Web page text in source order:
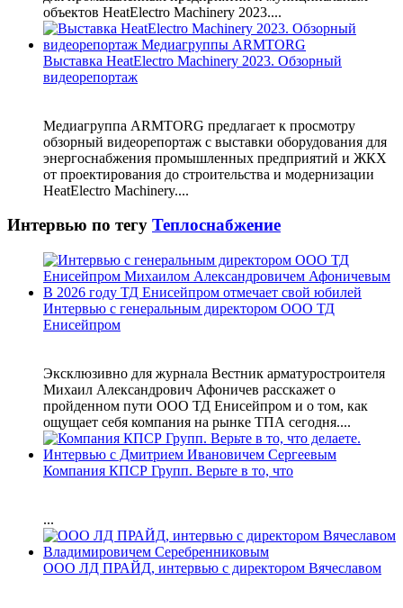
объектов HeatElectro Machinery 2023....
Выставка HeatElectro Machinery 2023. Обзорный
видеорепортаж
Медиагруппа ARMTORG предлагает к просмотру
обзорный видеорепортаж с выставки оборудования для
энергоснабжения промышленных предприятий и ЖКХ
от проектирования до строительства и модернизации
HeatElectro Machinery....
Интервью по тегу Теплоснабжение
Интервью с генеральным директором ООО ТД
Енисейпром
Эксклюзивно для журнала Вестник арматуростроителя
Михаил Александрович Афоничев расскажет о
пройденном пути ООО ТД Енисейпром и о том, как
ощущает себя компания на рынке ТПА сегодня....
Компания КПСР Групп. Верьте в то, что
...
ООО ЛД ПРАЙД, интервью с директором Вячеславом